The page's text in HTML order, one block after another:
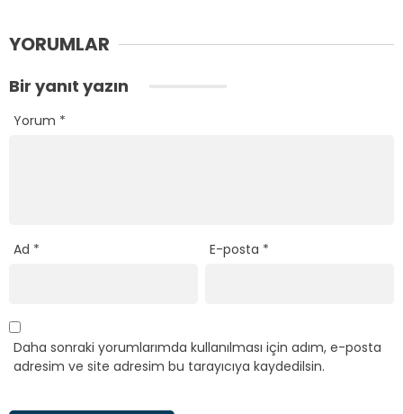
YORUMLAR
Bir yanıt yazın
Yorum *
Ad * E-posta *
Daha sonraki yorumlarımda kullanılması için adım, e-posta
adresim ve site adresim bu tarayıcıya kaydedilsin.